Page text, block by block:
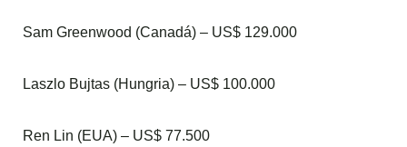
Sam Greenwood (Canadá) – US$ 129.000
Laszlo Bujtas (Hungria) – US$ 100.000
Ren Lin (EUA) – US$ 77.500